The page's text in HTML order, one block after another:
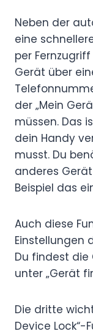
Neben der
eine
per
Gerät über
der „Mein
müssen. Das
dein Handy
musst. Du
anderes
Beispiel das
Auch diese
Einstellungen
Du findest die
unter „Gerät
Die dritte
Device Lock“-